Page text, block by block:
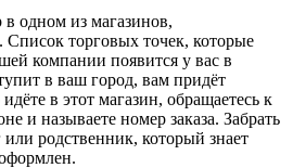
одном из магазинов,
торговых точек, которые
компании появится у вас в
в ваш город, вам придёт
в этот магазин, обращаетесь к
и называете номер заказа. Забрать
родственник, который знает